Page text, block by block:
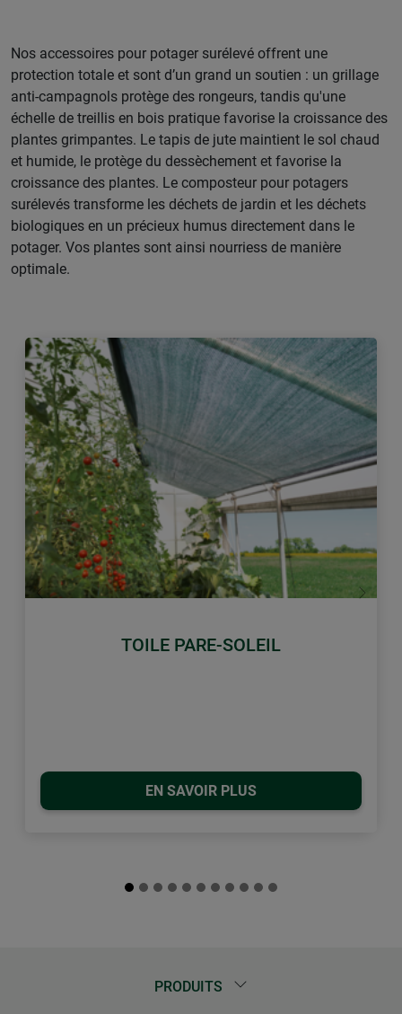
Nos accessoires pour potager surélevé offrent une
protection totale et sont d’un grand un soutien : un grillage
anti-campagnols protège des rongeurs, tandis qu'une
échelle de treillis en bois pratique favorise la croissance des
plantes grimpantes. Le tapis de jute maintient le sol chaud
et humide, le protège du dessèchement et favorise la
croissance des plantes. Le composteur pour potagers
surélevés transforme les déchets de jardin et les déchets
biologiques en un précieux humus directement dans le
potager. Vos plantes sont ainsi nourriess de manière
optimale.
TOILE PARE-SOLEIL
EN SAVOIR PLUS
retour
PRODUITS